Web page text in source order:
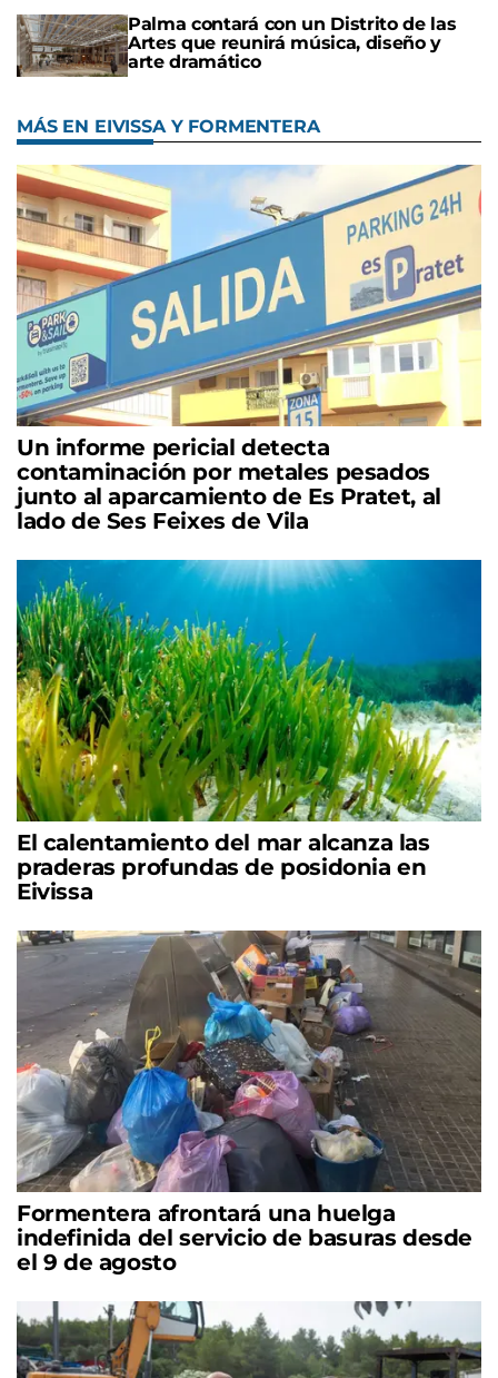
Palma contará con un Distrito de las
Artes que reunirá música, diseño y
arte dramático
MÁS EN EIVISSA Y FORMENTERA
Un informe pericial detecta
contaminación por metales pesados
junto al aparcamiento de Es Pratet, al
lado de Ses Feixes de Vila
El calentamiento del mar alcanza las
praderas profundas de posidonia en
Eivissa
Formentera afrontará una huelga
indefinida del servicio de basuras desde
el 9 de agosto